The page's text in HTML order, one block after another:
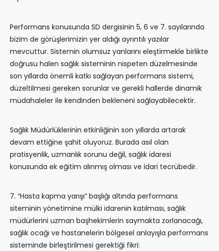
Performans konusunda SD dergisinin 5, 6 ve 7. sayılarında
bizim de görüşlerimizin yer aldığı ayrıntılı yazılar
mevcuttur. Sistemin olumsuz yanlarını eleştirmekle birlikte
doğrusu halen sağlık sisteminin nispeten düzelmesinde
son yıllarda önemli katkı sağlayan performans sistemi,
düzeltilmesi gereken sorunlar ve gerekli hallerde dinamik
müdahaleler ile kendinden bekleneni sağlayabilecektir.
Sağlık Müdürlüklerinin etkinliğinin son yıllarda artarak
devam ettiğine şahit oluyoruz. Burada asıl olan
pratisyenlik, uzmanlık sorunu değil, sağlık idaresi
konusunda ek eğitim alınmış olması ve idari tecrübedir.
7. “Hasta kapma yarışı” başlığı altında performans
siteminin yönetimine mülki idarenin katılması, sağlık
müdürlerini uzman başhekimlerin saymakta zorlanacağı,
sağlık ocağı ve hastanelerin bölgesel anlayışla performans
sisteminde birleştirilmesi gerektiği fikri: